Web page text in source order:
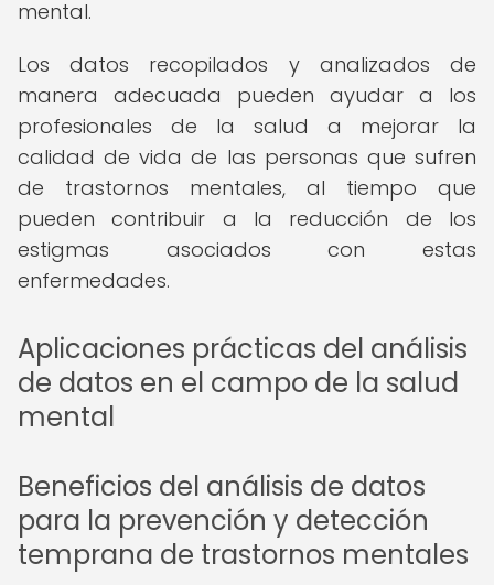
mental.
Los datos recopilados y analizados de
manera adecuada pueden ayudar a los
profesionales de la salud a mejorar la
calidad de vida de las personas que sufren
de trastornos mentales, al tiempo que
pueden contribuir a la reducción de los
estigmas asociados con estas
enfermedades.
Aplicaciones prácticas del análisis
de datos en el campo de la salud
mental
Beneficios del análisis de datos
para la prevención y detección
temprana de trastornos mentales